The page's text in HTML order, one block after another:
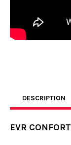
DESCRIPTION
EVR CONFORT